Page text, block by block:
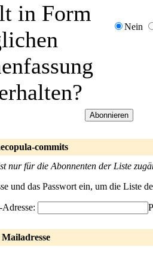
in Form
Nein
commits
nur für die Abonnenten der Liste
und das Passwort ein, um die Liste